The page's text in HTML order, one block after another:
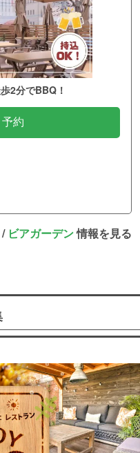
2分でBBQ！
約
/ ビアガーデン情報を見る